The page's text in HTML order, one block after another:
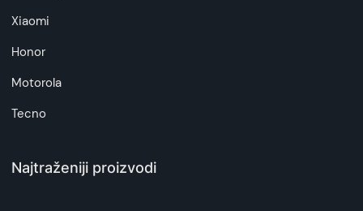
Xiaomi
Honor
Motorola
Tecno
Najtraženiji proizvodi